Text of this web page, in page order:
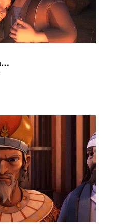
История Иосифа и Марии